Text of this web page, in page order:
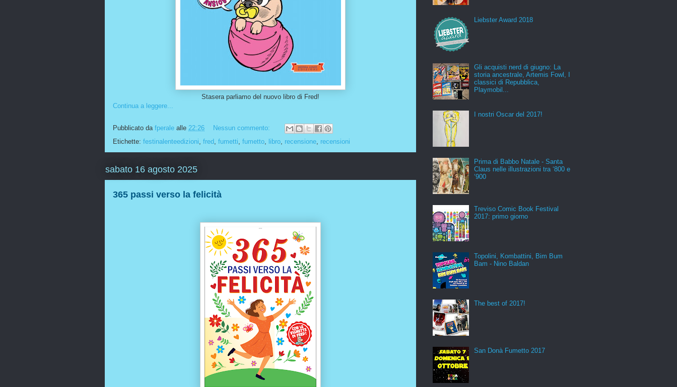
Stasera parliamo del nuovo libro di Fred!
Continua a leggere...
Pubblicato da fperale alle 22:26
Nessun commento:
Etichette: festinalenteedizioni fred fumetti fumetto libro recensione recensioni
sabato 16 agosto 2025
365 passi verso la felicità
Liebster Award 2018
Gli acquisti nerd di giugno: La
storia ancestrale, Artemis Fowl, I
classici di Repubblica,
Playmobil...
I nostri Oscar del 2017!
Prima di Babbo Natale - Santa
Claus nelle illustrazioni tra ‘800 e
‘900
Treviso Comic Book Festival
2017: primo giorno
Topolini, Kombattini, Bim Bum
Bam - Nino Baldan
The best of 2017!
San Donà Fumetto 2017